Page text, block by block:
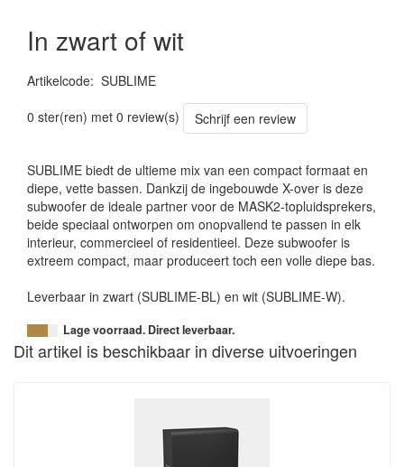
In zwart of wit
Artikelcode: SUBLIME
0 ster(ren) met 0 review(s)
Schrijf een review
SUBLIME biedt de ultieme mix van een compact formaat en
diepe, vette bassen. Dankzij de ingebouwde X-over is deze
subwoofer de ideale partner voor de MASK2-topluidsprekers,
beide speciaal ontworpen om onopvallend te passen in elk
interieur, commercieel of residentieel. Deze subwoofer is
extreem compact, maar produceert toch een volle diepe bas.
Leverbaar in zwart (SUBLIME-BL) en wit (SUBLIME-W).
Lage voorraad. Direct leverbaar.
Dit artikel is beschikbaar in diverse uitvoeringen